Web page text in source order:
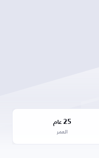
25 عام
العمر